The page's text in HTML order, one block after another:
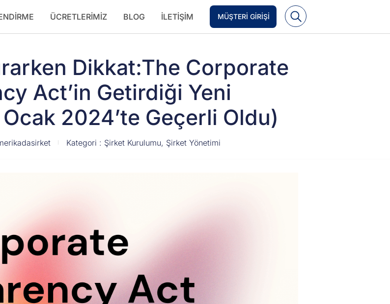
ÜCRETLERIMIZ BLOG İLETIŞIM MÜŞTERI GIRIŞI
Dikkat:The Corporate
Act’in Getirdiği Yeni
2024’te Geçerli Oldu)
Kategori : Şirket Kurulumu, Şirket Yönetimi